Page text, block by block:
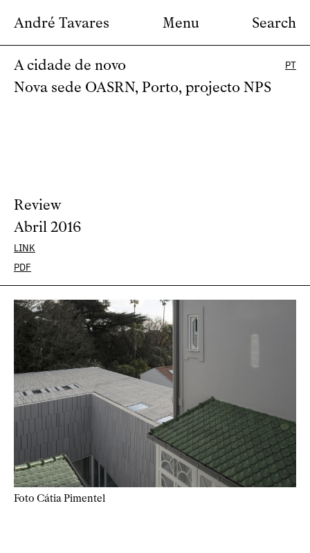
André Tavares Menu Search
PT
A cidade de novo
Nova sede OASRN, Porto, projecto NPS
Review
Abril 2016
LINK
PDF
Foto Cátia Pimentel